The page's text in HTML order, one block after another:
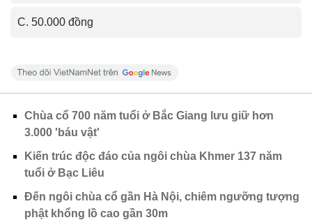
C. 50.000 đồng
Chùa cổ 700 năm tuổi ở Bắc Giang lưu giữ hơn
3.000 'báu vật'
Kiến trúc độc đáo của ngôi chùa Khmer 137 năm
tuổi ở Bạc Liêu
Đến ngôi chùa cổ gần Hà Nội, chiêm ngưỡng tượng
phật khổng lồ cao gần 30m